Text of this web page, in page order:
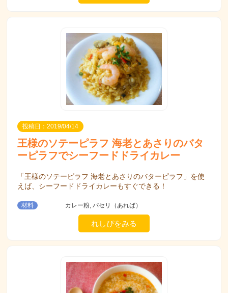
投稿日：2019/04/14
王様のソテーピラフ 海老とあさりのバタ
ーピラフでシーフードドライカレー
「王様のソテーピラフ 海老とあさりのバターピラフ」を使
えば、シーフードドライカレーもすぐできる！
材料 カレー粉, パセリ（あれば）
れしぴをみる